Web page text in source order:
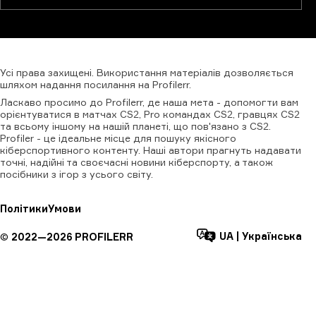
Усі права захищені. Використання матеріалів дозволяється
шляхом надання посилання на Profilerr.
Ласкаво просимо до Profilerr, де наша мета - допомогти вам
орієнтуватися в матчах CS2, Pro командах CS2, гравцях CS2
та всьому іншому на нашій планеті, що пов'язано з CS2.
Profiler - це ідеальне місце для пошуку якісного
кіберспортивного контенту. Наші автори прагнуть надавати
точні, надійні та своєчасні новини кіберспорту, а також
посібники з ігор з усього світу.
ПолітикиУмови
© 2022—2026 PROFILERR UA Українська